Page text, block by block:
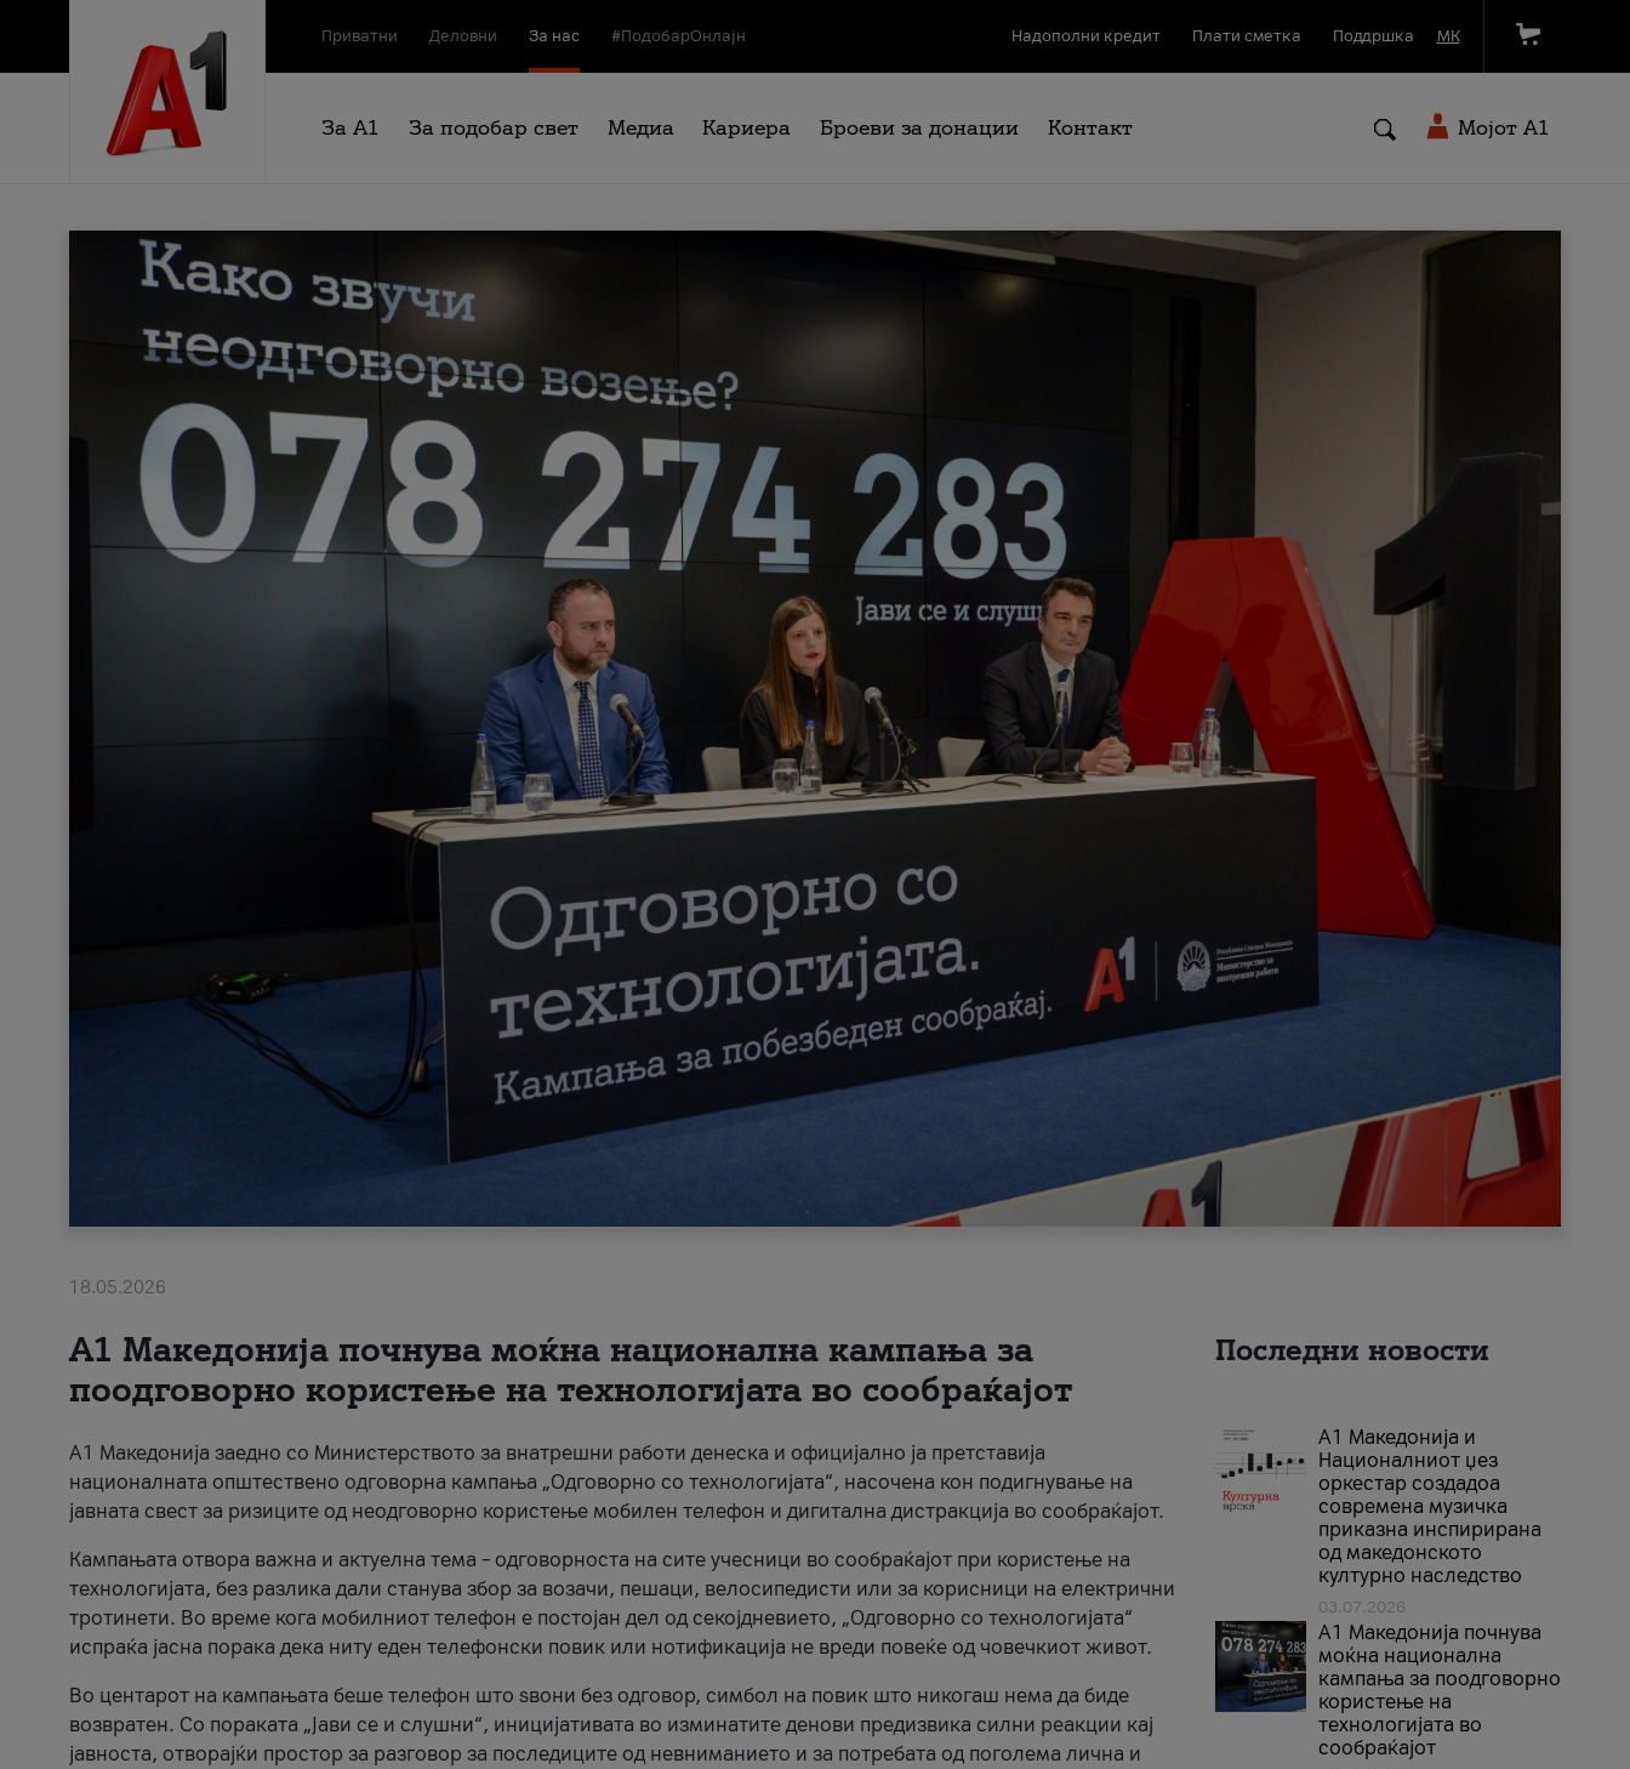
Приватни Деловни За нас #ПодобарОнлајн Надополни кредит Плати сметка Поддршка МК
За А1 За подобар свет Медиа Кариера Броеви за донации Контакт Мојот A1
18.05.2026
A1 Македонија почнува моќна национална кампања за
поодговорно користење на технологијата во сообраќајот
A1 Македонија заедно со Министерството за внатрешни работи денеска и официјално ја претставија
националната општествено одговорна кампања „Одговорно со технологијата“, насочена кон подигнување на
јавната свест за ризиците од неодговорно користење мобилен телефон и дигитална дистракција во сообраќајот.
Кампањата отвора важна и актуелна тема – одговорноста на сите учесници во сообраќајот при користење на
технологијата, без разлика дали станува збор за возачи, пешаци, велосипедисти или за корисници на електрични
тротинети. Во време кога мобилниот телефон е постојан дел од секојдневието, „Одговорно со технологијата“
испраќа јасна порака дека ниту еден телефонски повик или нотификација не вреди повеќе од човечкиот живот.
Во центарот на кампањата беше телефон што ѕвони без одговор, симбол на повик што никогаш нема да биде
возвратен. Со пораката „Јави се и слушни“, иницијативата во изминатите денови предизвика силни реакции кај
јавноста, отворајќи простор за разговор за последиците од невниманието и за потребата од поголема лична и
Последни новости
А1 Македонија и
Националниот џез
оркестар создадоа
современа музичка
приказна инспирирана
од македонското
културно наследство
03.07.2026
A1 Македонија почнува
моќна национална
кампања за поодговорно
користење на
технологијата во
сообраќајот